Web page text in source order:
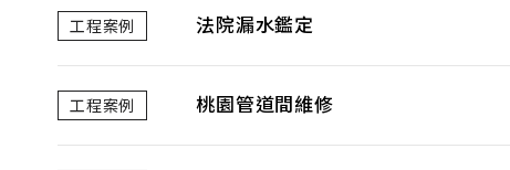
工程案例 法院漏水鑑定
工程案例 桃園管道間維修